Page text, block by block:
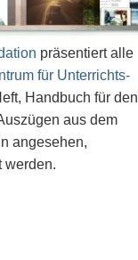
präsentiert alle
für Unterrichts-
Handbuch für den
aus dem
angesehen,
werden.